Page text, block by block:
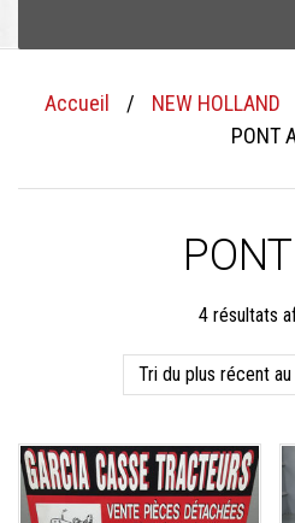
Accueil / NEW HOLLAND
PONT
4 résultats